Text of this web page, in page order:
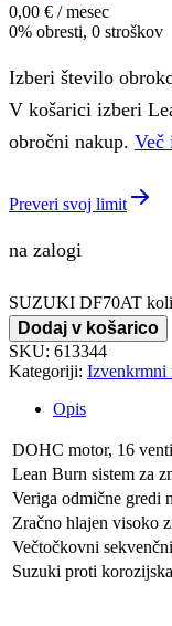
0,00 € / mesec
0% obresti, 0 stroškov
Izberi število
V košarici izberi
obročni nakup. Več
Preveri svoj limit
na zalogi
SUZUKI DF70AT
Dodaj v košarico
SKU: 613344
Kategoriji: Izvenkrmni
Opis
DOHC motor, 16
Lean Burn sistem za
Veriga odmične gredi
Zračno hlajen visoko
Večtočkovni
Suzuki proti